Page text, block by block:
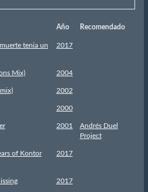
Año Recomendado
tenia un
2017
Mix) 2004
2002
2000
2001
Andrés Duel
Project
of Kontor
2017
2017